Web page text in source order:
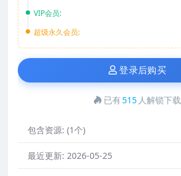
VIP会员:
超级永久会员:
登录后购买
已有515 人解锁下载
包含资源: (1个)
最近更新: 2026-05-25